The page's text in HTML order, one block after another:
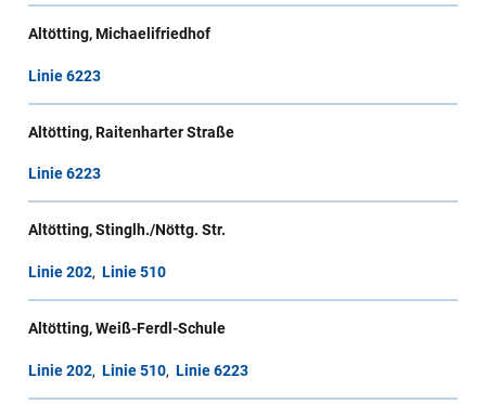
Altötting, Michaelifriedhof
Linie 6223
Altötting, Raitenharter Straße
Linie 6223
Altötting, Stinglh./Nöttg. Str.
Linie 202,Linie 510
Altötting, Weiß-Ferdl-Schule
Linie 202,Linie 510,Linie 6223